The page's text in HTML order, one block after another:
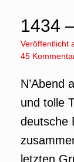
1434
Veröffentlicht
45
N’Abend
und tolle
deutsche
letzten